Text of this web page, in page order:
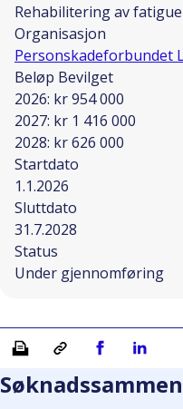
Rehabilitering av
Organisasjon
Personskadeforbundet
Beløp Bevilget
2026: kr 954 000
2027: kr 1 416 000
2028: kr 626 000
Startdato
1.1.2026
Sluttdato
31.7.2028
Status
Under gjennomføring
Skriv ut Kopiera länkDel på Facebook
Del på